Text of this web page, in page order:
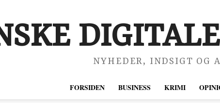
NYHEDER, INDSIGT OG
FORSIDEN BUSINESS KRIMI